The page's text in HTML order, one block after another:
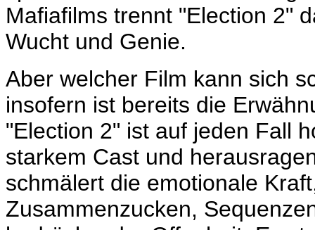
Mafiafilms trennt "Election 2"
Wucht und Genie.
Aber welcher Film kann sich
insofern ist bereits die
"Election 2" ist auf jeden Fall
starkem Cast und
schmälert die emotionale
Zusammenzucken,